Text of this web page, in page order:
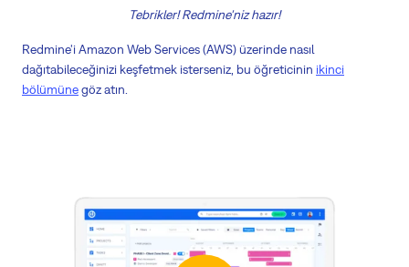
Tebrikler! Redmine'niz hazır!
Redmine'i Amazon Web Services (AWS) üzerinde nasıl
dağıtabileceğinizi keşfetmek isterseniz, bu öğreticinin ikinci
bölümünegöz atın.